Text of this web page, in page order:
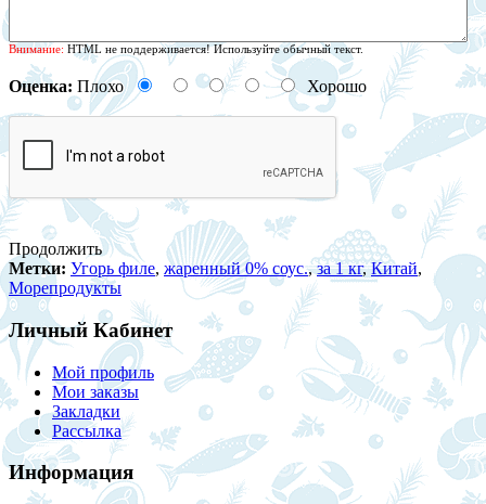
Внимание: HTML не поддерживается! Используйте обычный текст.
Оценка: Плохо Хорошо
Продолжить
Метки: Угорь филе, жаренный 0% соус.,за 1 кг,Китай,
Морепродукты
Личный Кабинет
Мой профиль
Мои заказы
Закладки
Рассылка
Информация